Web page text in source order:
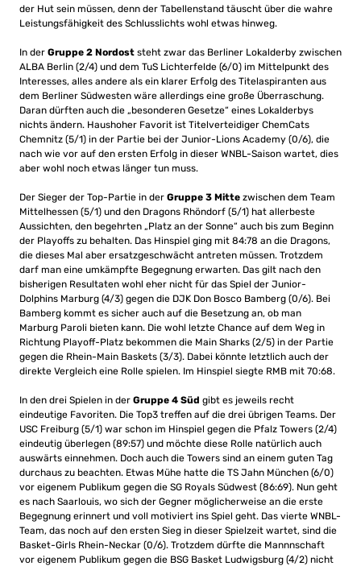
der Hut sein müssen, denn der Tabellenstand täuscht über die wahre
Leistungsfähigkeit des Schlusslichts wohl etwas hinweg.
In der Gruppe 2 Nordost steht zwar das Berliner Lokalderby zwischen
ALBA Berlin (2/4) und dem TuS Lichterfelde (6/0) im Mittelpunkt des
Interesses, alles andere als ein klarer Erfolg des Titelaspiranten aus
dem Berliner Südwesten wäre allerdings eine große Überraschung.
Daran dürften auch die „besonderen Gesetze“ eines Lokalderbys
nichts ändern. Haushoher Favorit ist Titelverteidiger ChemCats
Chemnitz (5/1) in der Partie bei der Junior-Lions Academy (0/6), die
nach wie vor auf den ersten Erfolg in dieser WNBL-Saison wartet, dies
aber wohl noch etwas länger tun muss.
Der Sieger der Top-Partie in der Gruppe 3 Mitte zwischen dem Team
Mittelhessen (5/1) und den Dragons Rhöndorf (5/1) hat allerbeste
Aussichten, den begehrten „Platz an der Sonne“ auch bis zum Beginn
der Playoffs zu behalten. Das Hinspiel ging mit 84:78 an die Dragons,
die dieses Mal aber ersatzgeschwächt antreten müssen. Trotzdem
darf man eine umkämpfte Begegnung erwarten. Das gilt nach den
bisherigen Resultaten wohl eher nicht für das Spiel der Junior-
Dolphins Marburg (4/3) gegen die DJK Don Bosco Bamberg (0/6). Bei
Bamberg kommt es sicher auch auf die Besetzung an, ob man
Marburg Paroli bieten kann. Die wohl letzte Chance auf dem Weg in
Richtung Playoff-Platz bekommen die Main Sharks (2/5) in der Partie
gegen die Rhein-Main Baskets (3/3). Dabei könnte letztlich auch der
direkte Vergleich eine Rolle spielen. Im Hinspiel siegte RMB mit 70:68.
In den drei Spielen in der Gruppe 4 Süd gibt es jeweils recht
eindeutige Favoriten. Die Top3 treffen auf die drei übrigen Teams. Der
USC Freiburg (5/1) war schon im Hinspiel gegen die Pfalz Towers (2/4)
eindeutig überlegen (89:57) und möchte diese Rolle natürlich auch
auswärts einnehmen. Doch auch die Towers sind an einem guten Tag
durchaus zu beachten. Etwas Mühe hatte die TS Jahn München (6/0)
vor eigenem Publikum gegen die SG Royals Südwest (86:69). Nun geht
es nach Saarlouis, wo sich der Gegner möglicherweise an die erste
Begegnung erinnert und voll motiviert ins Spiel geht. Das vierte WNBL-
Team, das noch auf den ersten Sieg in dieser Spielzeit wartet, sind die
Basket-Girls Rhein-Neckar (0/6). Trotzdem dürfte die Mannnschaft
vor eigenem Publikum gegen die BSG Basket Ludwigsburg (4/2) nicht